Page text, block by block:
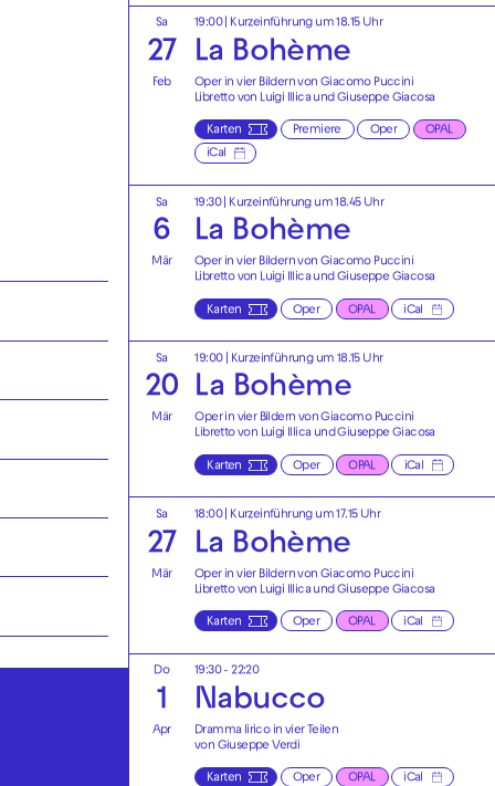
Sa
27
Feb
19:00| Kurzeinführung um 18.15 Uhr
La Bohème
Oper in vier Bildern von Giacomo Puccini
Libretto von Luigi Illica und Giuseppe Giacosa
Karten Premiere Oper OPAL
iCal
Sa
6
Mär
19:30| Kurzeinführung um 18.45 Uhr
La Bohème
Oper in vier Bildern von Giacomo Puccini
Libretto von Luigi Illica und Giuseppe Giacosa
Karten Oper OPAL iCal
Sa
20
Mär
19:00| Kurzeinführung um 18.15 Uhr
La Bohème
Oper in vier Bildern von Giacomo Puccini
Libretto von Luigi Illica und Giuseppe Giacosa
Karten Oper OPAL iCal
Sa
27
Mär
18:00| Kurzeinführung um 17.15 Uhr
La Bohème
Oper in vier Bildern von Giacomo Puccini
Libretto von Luigi Illica und Giuseppe Giacosa
Karten Oper OPAL iCal
Do
1
Apr
19:30 - 22:20
Nabucco
Dramma lirico in vier Teilen
von Giuseppe Verdi
Karten Oper OPAL iCal